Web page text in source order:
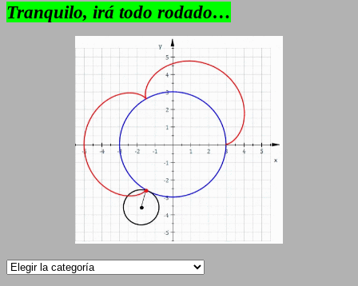
Tranquilo, irá todo rodado…
Categorías